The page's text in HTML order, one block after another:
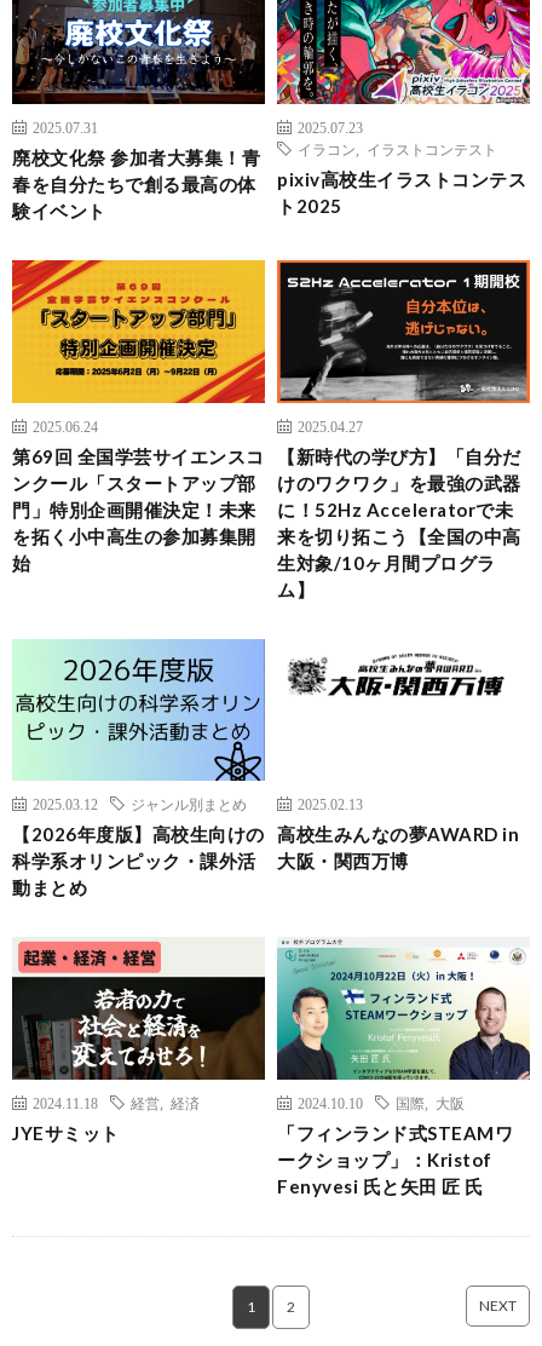
2025.07.31
廃校文化祭 参加者大募集！青
春を自分たちで創る最高の体
験イベント
2025.07.23
イラコン
イラストコンテスト
pixiv高校生イラストコンテス
ト2025
2025.06.24
第69回 全国学芸サイエンスコ
ンクール「スタートアップ部
門」特別企画開催決定！未来
を拓く小中高生の参加募集開
始
2025.04.27
【新時代の学び方】「自分だ
けのワクワク」を最強の武器
に！52Hz Acceleratorで未
来を切り拓こう【全国の中高
生対象/10ヶ月間プログラ
ム】
2025.03.12 ジャンル別まとめ
【2026年度版】高校生向けの
科学系オリンピック・課外活
動まとめ
2025.02.13
高校生みんなの夢AWARD in
大阪・関西万博
2024.11.18 経営 経済
JYEサミット
2024.10.10 国際 大阪
「フィンランド式STEAMワ
ークショップ」：Kristof
Fenyvesi 氏と矢田 匠 氏
1 2 NEXT